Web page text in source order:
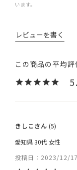
います。
きしこ
5
愛知県30代 女性
投稿日
2023/12/17
レビューを書く